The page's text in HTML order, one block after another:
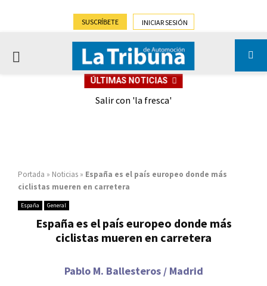
SUSCRÍBETE INICIAR SESIÓN
PRIMARY
ÚLTIMAS NOTICIAS
Salir con 'la fresca'
Portada » Noticias » España es el país europeo donde más
ciclistas mueren en carretera
España General
España es el país europeo donde más
ciclistas mueren en carretera
Pablo M. Ballesteros / Madrid